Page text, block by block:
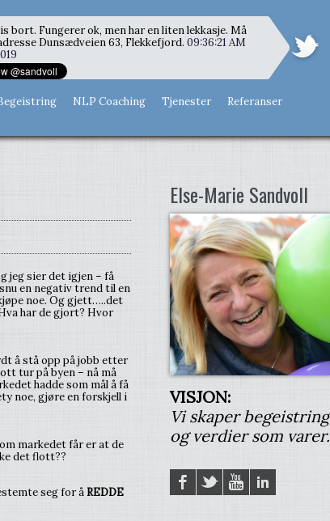
bort. Fungerer ok, men har en liten lekkasje. Må
Dunsædveien 63, Flekkefjord. 09:36:21 AM
NLP Coaching Tjenester
Referanser
jeg sier det igjen – få
en negativ trend til en
noe. Og gjett…..det
har de gjort? Hvor
å stå opp på jobb etter
tur på byen – nå må
hadde som mål å få
noe, gjøre en forskjell i
markedet får er at de
det flott??
seg for åREDDE
Else-Marie Sandvoll
VISJON:
Vi skaper begeistring
og verdier som varer.
FacebookTwitter YouTube